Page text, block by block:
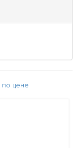
по цене